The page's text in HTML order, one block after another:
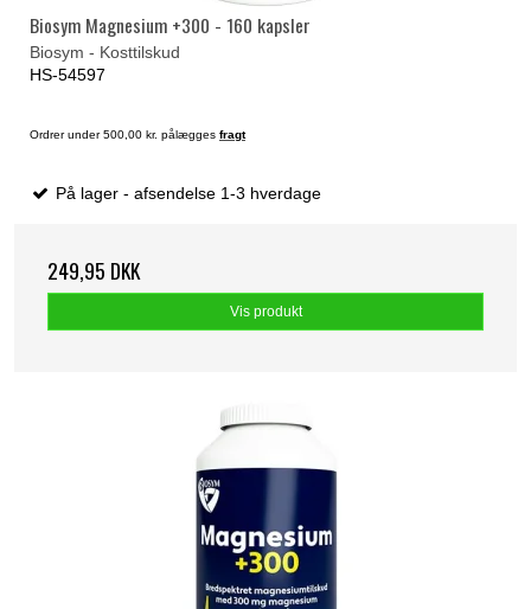
Biosym Magnesium +300 - 160 kapsler
Biosym - Kosttilskud
HS-54597
Ordrer under 500,00 kr. pålægges fragt
På lager - afsendelse 1-3 hverdage
249,95 DKK
Vis produkt